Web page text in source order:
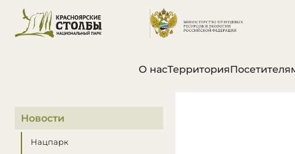
О насТерритория
В этом разделе
Новости
Нацпарк